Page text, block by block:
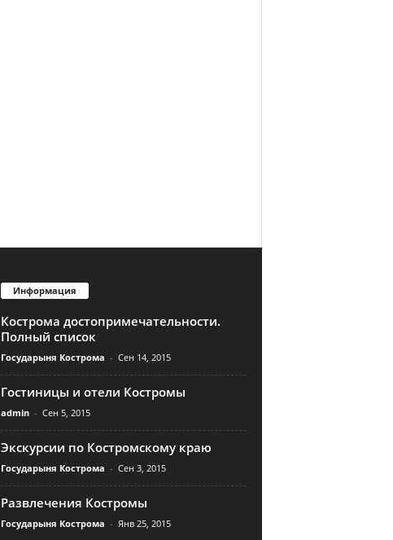
Информация
Кострома достопримечательности.
Полный список
Государыня Кострома - Сен 14, 2015
Гостиницы и отели Костромы
admin - Сен 5, 2015
Экскурсии по Костромскому краю
Государыня Кострома - Сен 3, 2015
Развлечения Костромы
Государыня Кострома - Янв 25, 2015